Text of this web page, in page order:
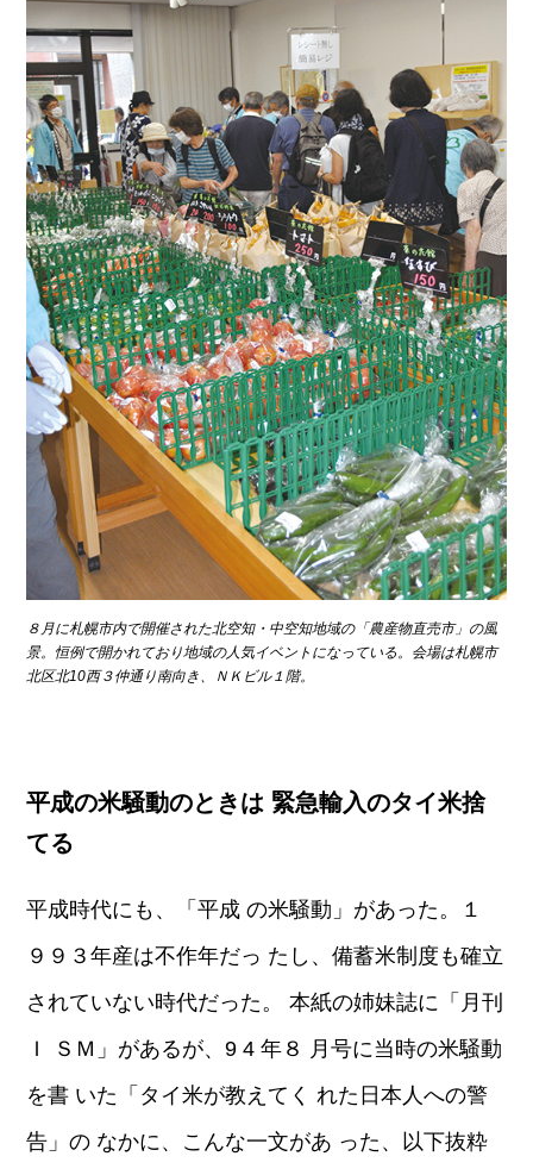
８月に札幌市内で開催された北空知・中空知地域の「農産物直売市」の風
景。恒例で開かれており地域の人気イベントになっている。会場は札幌市
北区北10西３仲通り南向き、ＮＫビル１階。
平成の米騒動のときは 緊急輸入のタイ米捨
てる
平成時代にも、「平成 の米騒動」があった。１
９９３年産は不作年だっ たし、備蓄米制度も確立
されていない時代だった。 本紙の姉妹誌に「月刊
Ｉ ＳＭ」があるが、9 4 年８ 月号に当時の米騒動
を書 いた「タイ米が教えてく れた日本人への警
告」の なかに、こんな一文があ った、以下抜粋